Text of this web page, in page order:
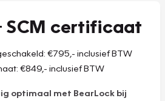
SCM certificaat
€795,- inclusief BTW
€849,- inclusief BTW
optimaal met BearLock bij